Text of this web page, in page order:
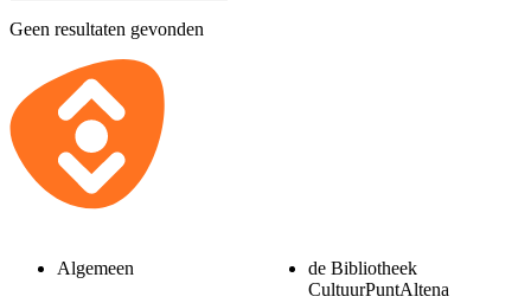
Geen resultaten gevonden
Algemeen
de Bibliotheek
CultuurPuntAltena